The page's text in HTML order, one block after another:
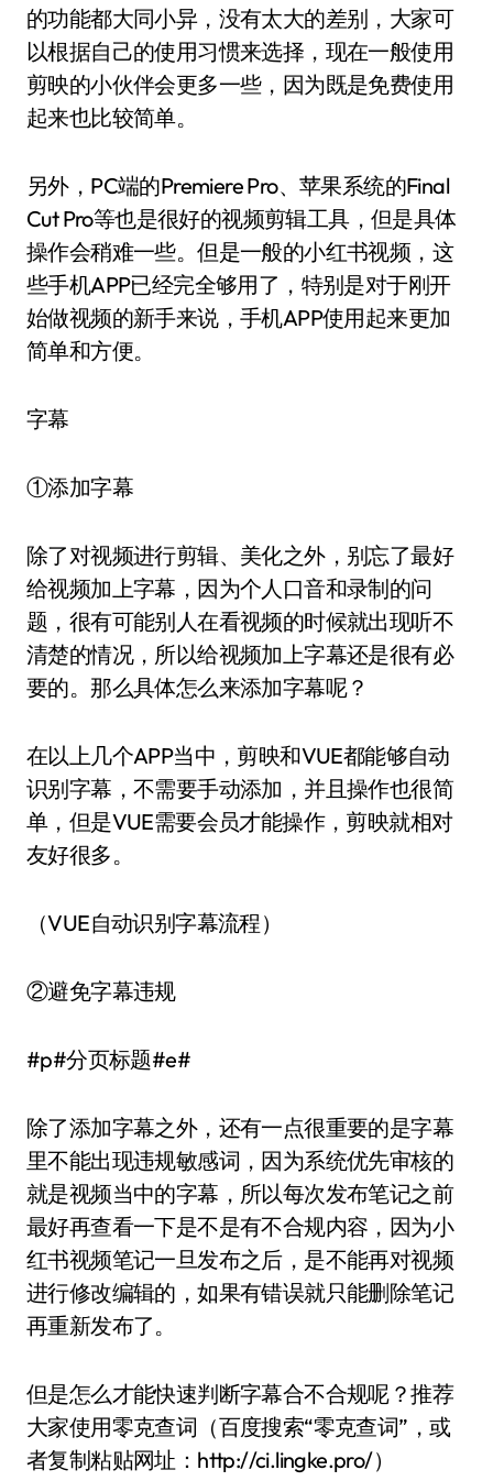
的功能都大同小异，没有太大的差别，大家可
以根据自己的使用习惯来选择，现在一般使用
剪映的小伙伴会更多一些，因为既是免费使用
起来也比较简单。
另外，PC端的Premiere Pro、苹果系统的Final
Cut Pro等也是很好的视频剪辑工具，但是具体
操作会稍难一些。但是一般的小红书视频，这
些手机APP已经完全够用了，特别是对于刚开
始做视频的新手来说，手机APP使用起来更加
简单和方便。
字幕
①添加字幕
除了对视频进行剪辑、美化之外，别忘了最好
给视频加上字幕，因为个人口音和录制的问
题，很有可能别人在看视频的时候就出现听不
清楚的情况，所以给视频加上字幕还是很有必
要的。那么具体怎么来添加字幕呢？
在以上几个APP当中，剪映和VUE都能够自动
识别字幕，不需要手动添加，并且操作也很简
单，但是VUE需要会员才能操作，剪映就相对
友好很多。
（VUE自动识别字幕流程）
②避免字幕违规
#p#分页标题#e#
除了添加字幕之外，还有一点很重要的是字幕
里不能出现违规敏感词，因为系统优先审核的
就是视频当中的字幕，所以每次发布笔记之前
最好再查看一下是不是有不合规内容，因为小
红书视频笔记一旦发布之后，是不能再对视频
进行修改编辑的，如果有错误就只能删除笔记
再重新发布了。
但是怎么才能快速判断字幕合不合规呢？推荐
大家使用零克查词（百度搜索“零克查词”，或
者复制粘贴网址：http://ci.lingke.pro/）